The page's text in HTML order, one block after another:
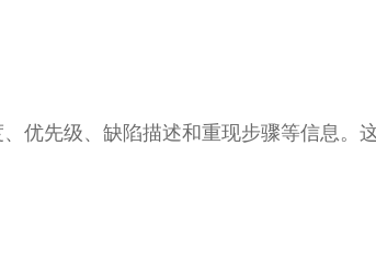
优先级、缺陷描述和重现步骤等信息。